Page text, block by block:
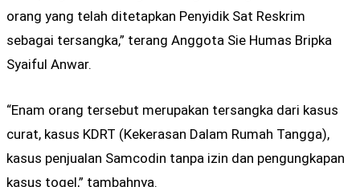
orang yang telah ditetapkan Penyidik ​​Sat Reskrim
sebagai tersangka,” terang Anggota Sie Humas Bripka
Syaiful Anwar.
“Enam orang tersebut merupakan tersangka dari kasus
curat, kasus KDRT (Kekerasan Dalam Rumah Tangga),
kasus penjualan Samcodin tanpa izin dan pengungkapan
kasus togel,” tambahnya.